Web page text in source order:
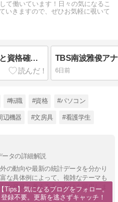
て働いています！日々の気になるこ
いきますので、ぜひお気軽に覗いて
【2026年8月】マイナ保険証と資格確認書の違いと10割負担対処法
6日前
#転職 #資格 #パソコン
辺機器 #文房具 #看護学生
ータの詳細解説
の動向や最新の統計データを分かり
な具体例によって、複雑なテーマも
な発見と考えるきっかけを提供しま
【Tips】気になるブログをフォロー。
登録不要。更新を逃さずキャッチ！